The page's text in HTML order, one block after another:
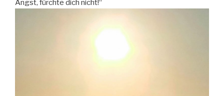
Angst, fürchte dich nicht!“